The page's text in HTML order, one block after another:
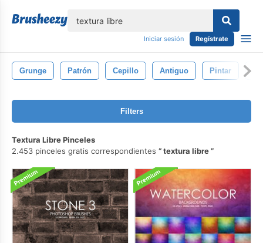
Iniciar sesión Regístrate
Grunge Patrón Cepillo Antiguo Pintar
Filters
Textura Libre Pinceles
2.453 pinceles gratis correspondientes
textura libre